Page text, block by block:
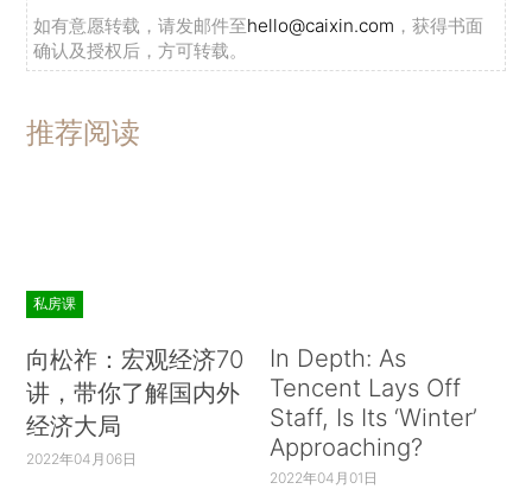
如有意愿转载，请发邮件至hello@caixin.com ，获得书面
确认及授权后，方可转载。
推荐阅读
私房课
向松祚：宏观经济70
讲，带你了解国内外
经济大局
2022年04月06日
In Depth: As
Tencent Lays Off
Staff, Is Its ‘Winter’
Approaching?
2022年04月01日